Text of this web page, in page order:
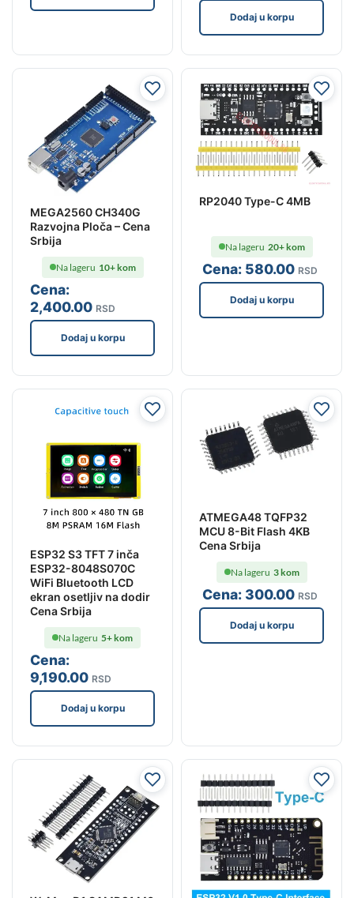
Dodaj u korpu
MEGA2560 CH340G
Razvojna Ploča – Cena
Srbija
Cena:
2,400.00 RSD
Na lageru 10+ kom
Dodaj u korpu
RP2040 Type-C 4MB
Cena: 580.00 RSD
Na lageru 20+ kom
Dodaj u korpu
ESP32 S3 TFT 7 inča
ESP32-8048S070C
WiFi Bluetooth LCD
ekran osetljiv na dodir
Cena Srbija
Cena:
9,190.00 RSD
Na lageru 5+ kom
Dodaj u korpu
ATMEGA48 TQFP32
MCU 8-Bit Flash 4KB
Cena Srbija
Cena:300.00 RSD
Na lageru 3 kom
Dodaj u korpu